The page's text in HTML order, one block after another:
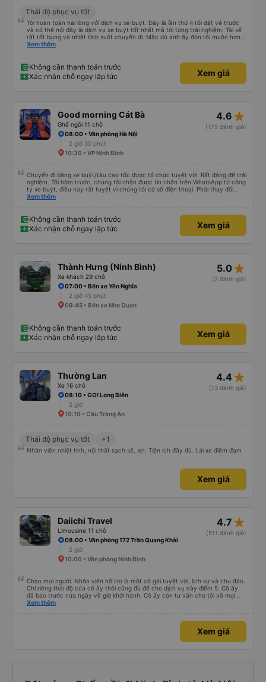
Thái độ phục vụ tốt
Tôi hoàn toàn hài lòng với dịch vụ xe buýt. Đây là lần thứ 4 tôi đặt vé trước
và có thể nói đây là dịch vụ xe buýt tốt nhất mà tôi từng trải nghiệm. Tài xế
rất tốt bụng và nhiệt tình suốt chuyến đi. Mặc dù anh ấy đón tôi muộn hơn
giờ hẹn một chút, nhưng anh ấy đã ngay lập tức xin lỗi vì tình trạng tắc
thông ở Hà Nội và Ninh Bình. Cảm ơn xe buýt!
Xem thêm
Không cần thanh toán trước
Xác nhận chỗ ngay lập tức
Xem giá
Good morning Cát Bà
Ghế ngồi 11 chỗ
4.6 star_rate
(175 đánh giá)
08:00 • Văn phòng Hà Nội
2 giờ 30 phút
10:30 • VP Ninh Bình
Chuyến đi bằng xe buýt/tàu cao tốc được tổ chức tuyệt vời. Rất đáng để trải
nghiệm. Tối hôm trước, chúng tôi nhận được tin nhắn trên WhatsApp từ công
ty xe buýt, điều này rất tuyệt vì chúng tôi có số điện thoại. Phải thay đổi
điểm đón vì trời mưa như trút nước, nhưng họ rất thông cảm. Anh chàng lái
Cát Bà đến Hà Nội, phải xuống xe buýt, lên tàu cao tốc rồi lại lên một xe
buýt khác. Được tổ chức tốt, giao tiếp tuyệt vời, chuyến đi tuyệt vời.
Xem thêm
Không cần thanh toán trước
Xác nhận chỗ ngay lập tức
Xem giá
Thành Hưng (Ninh Bình)
Xe khách 29 chỗ
5.0 star_rate
(2 đánh giá)
07:00 • Bến xe Yên Nghĩa
2 giờ 45 phút
09:45 • Bến xe Nho Quan
Không cần thanh toán trước
Xác nhận chỗ ngay lập tức
Xem giá
Thường Lan
Xe 16 chỗ
4.4 star_rate
(13 đánh giá)
08:10 • GO! Long Biên
2 giờ
10:10 • Cầu Tràng An
Thái độ phục vụ tốt +1
Nhân viên nhiệt tình, nội thất sạch sẽ, xịn. Tiện ích đầy đủ. Lái xe điềm đạm
Xem giá
Daiichi Travel
Limousine 11 chỗ
4.7 star_rate
(511 đánh giá)
08:00 • Văn phòng 172 Trần Quang Khải
2 giờ
10:00 • Văn phòng Ninh Bình
Chào mọi người. Nhân viên hỗ trợ là một cô gái tuyệt vời, lịch sự và chu đáo.
Chỉ riêng thái độ của cô ấy thôi cũng đủ để cho dịch vụ này điểm 5. Cô ấy
đã báo trước nửa ngày về giờ khởi hành. Cô ấy còn tư vấn cho tôi về mọi
vấn đề, kể cả những vấn đề không liên quan đến chuyến đi này. Tôi hỏi tôi có
thoải mái và có máy lạnh. Tài xế lái xe rất cẩn thận. Xe buýt hơi muộn một
chút, nhưng tôi có thể thấy anh ấy đã đợi khách du lịch từ một khách sạn
Xem thêm
Xem giá